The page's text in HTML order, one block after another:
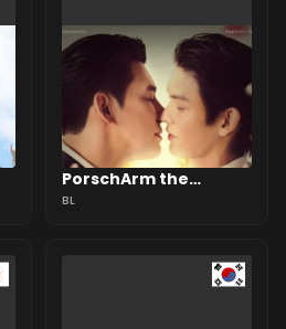
PorschArm the
Wedding
BL